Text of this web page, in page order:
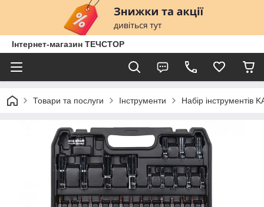
Інтернет-магазин ТЕЧСТОР
Товари та послуги Інструменти Набір